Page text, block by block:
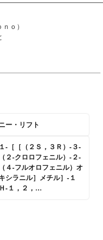
ｏ）
ー・リフト
１‐［［（２Ｓ，３Ｒ）‐３‐
（２‐クロロフェニル）‐２‐
（４‐フルオロフェニル）オ
シラニル］メチル］‐１
Ｈ‐１，２，…